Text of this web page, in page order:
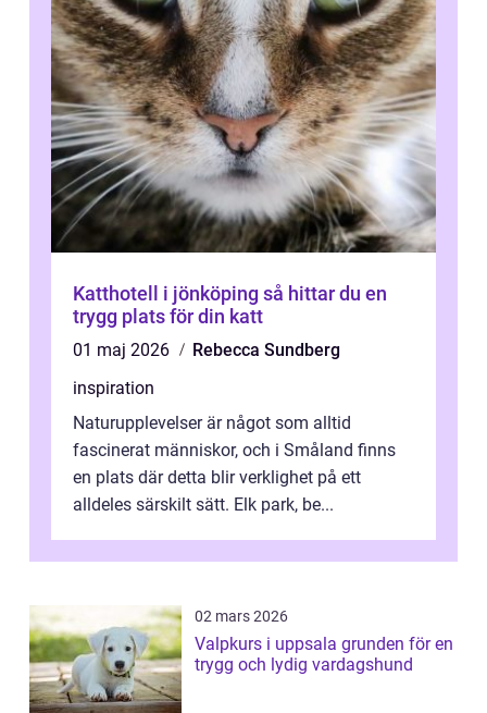
Katthotell i jönköping så hittar du en
trygg plats för din katt
01 maj 2026
Rebecca Sundberg
inspiration
Naturupplevelser är något som alltid
fascinerat människor, och i Småland finns
en plats där detta blir verklighet på ett
alldeles särskilt sätt. Elk park, be...
02 mars 2026
Valpkurs i uppsala grunden för en
trygg och lydig vardagshund